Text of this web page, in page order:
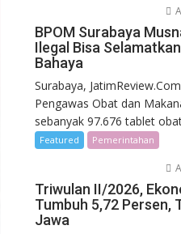
BPOM Surabaya
Ilegal Bisa
Bahaya
Surabaya,
Pengawas Obat dan
sebanyak 97.676 tablet
Featured Pemerintahan
Triwulan II/2026,
Tumbuh 5,72 Persen,
Jawa